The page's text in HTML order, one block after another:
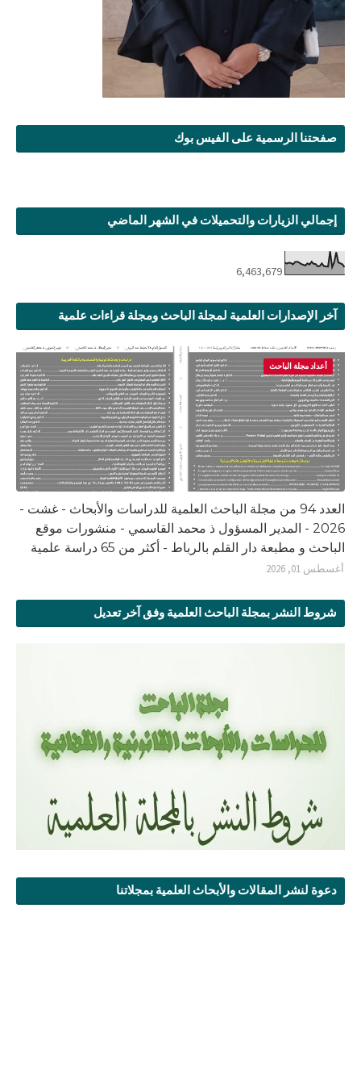
صفحتنا الرسمية على الفيس بوك
إجمالي الزيارات والتحميلات في الشهر الماضي
6,463,679
آخر الإصدارات العلمية لمجلة الباحث ومجلة قراءات علمية
أعداد مجلة الباحث
العدد 94 من مجلة الباحث العلمية للدراسات والأبحاث - غشت -
2026 - المدير المسؤول ذ محمد القاسمي - منشورات موقع
الباحث و مطبعة دار القلم بالرباط - أكثر من 65 دراسة علمية
أغسطس 01, 2026
شروط النشر بمجلة الباحث العلمية وفق آخر تعديل
دعوة لنشر المقالات والأبحاث العلمية بمجلاتنا